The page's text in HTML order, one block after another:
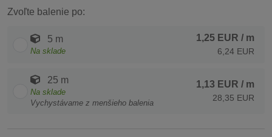
Zvoľte balenie po:
5 m
Na sklade
1,25 EUR / m
6,24 EUR
25 m
Na sklade
Vychystávame z menšieho balenia
1,13 EUR / m
28,35 EUR